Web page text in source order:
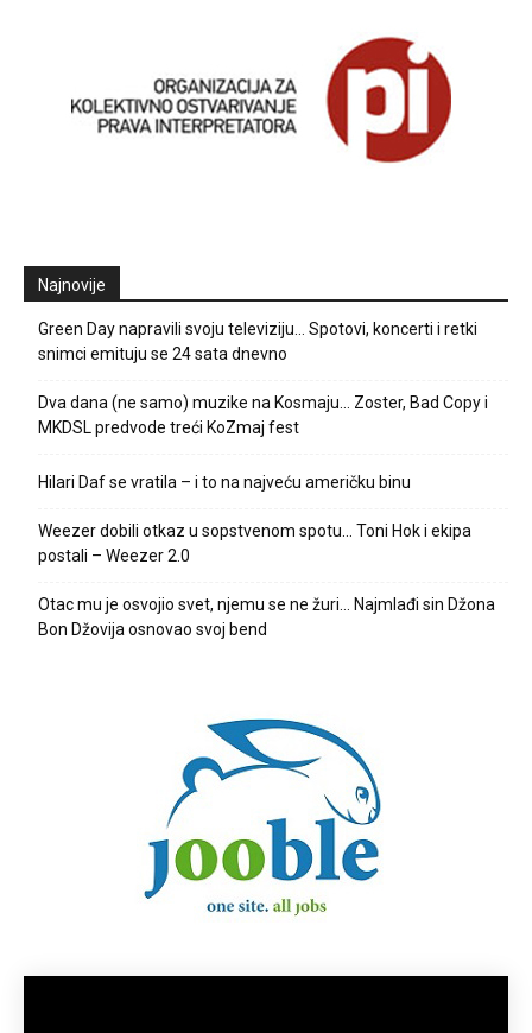
Najnovije
Green Day napravili svoju televiziju… Spotovi, koncerti i retki
snimci emituju se 24 sata dnevno
Dva dana (ne samo) muzike na Kosmaju… Zoster, Bad Copy i
MKDSL predvode treći KoZmaj fest
Hilari Daf se vratila – i to na najveću američku binu
Weezer dobili otkaz u sopstvenom spotu… Toni Hok i ekipa
postali – Weezer 2.0
Otac mu je osvojio svet, njemu se ne žuri… Najmlađi sin Džona
Bon Džovija osnovao svoj bend